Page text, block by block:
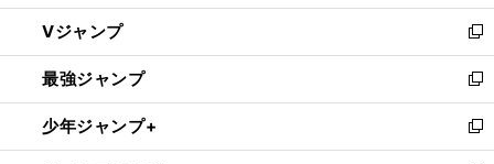
ウ
ィ
ン
ド
ウ
で
開
し
い
ウ
ィ
ン
ド
ウ
Vジャンプ
新
し
い
ウ
ィ
ン
最強ジャンプ
新
し
い
ウ
少年ジャンプ+
新
し